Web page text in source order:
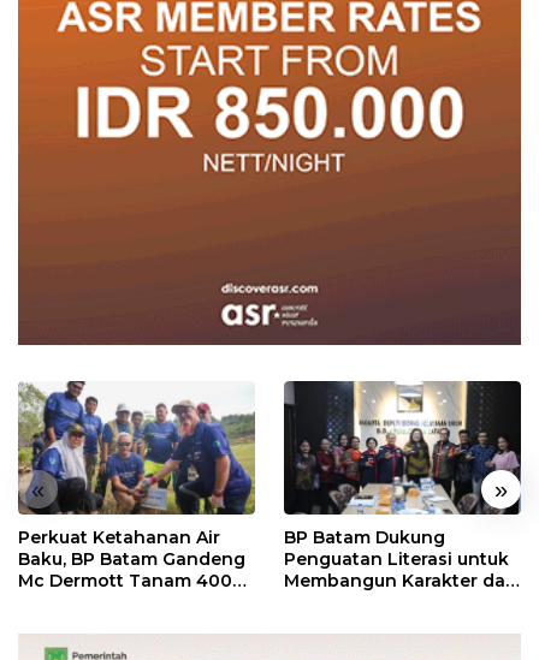
« »
Perkuat Ketahanan Air
Baku, BP Batam Gandeng
Mc Dermott Tanam 400
BP Batam Dukung
Penguatan Literasi untuk
Membangun Karakter dan